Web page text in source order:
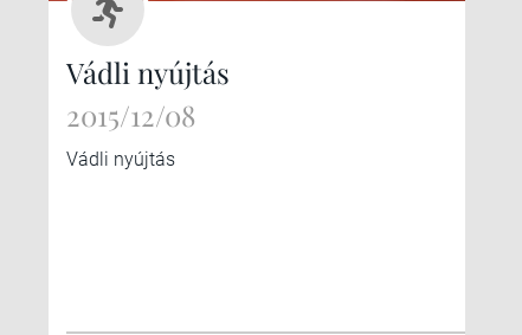
Vádli nyújtás
2015/12/08
Vádli nyújtás